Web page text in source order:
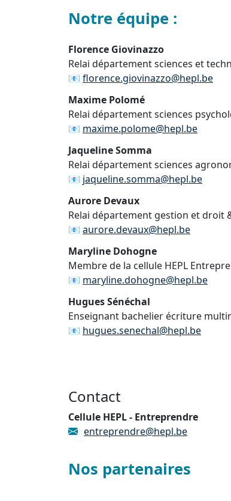
Notre équipe :
Florence Giovinazzo
Relai département sciences et
📧 florence.giovinazzo@hepl.be
Maxime Polomé
Relai département sciences
📧 maxime.polome@hepl.be
Jaqueline Somma
Relai département sciences
📧 jaqueline.somma@hepl.be
Aurore Devaux
Relai département gestion et
📧 aurore.devaux@hepl.be
Maryline Dohogne
Membre de la cellule HEPL
📧 maryline.dohogne@hepl.be
Hugues Sénéchal
Enseignant bachelier écriture
📧 hugues.senechal@hepl.be
Contact
Cellule HEPL - Entreprendre
entreprendre@hepl.be
Nos partenaires